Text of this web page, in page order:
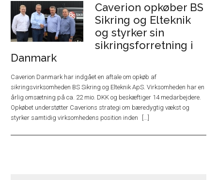
Caverion opkøber BS
Sikring og Elteknik
og styrker sin
sikringsforretning i
Danmark
Caverion Danmark har indgået en aftale om opkøb af
sikringsvirksomheden BS Sikring og Elteknik ApS. Virksomheden har en
årlig omsætning på ca. 22 mio. DKK og beskæftiger 14 medarbejdere.
Opkøbet understøtter Caverions strategi om bæredygtig vækst og
styrker samtidig virksomhedens position inden